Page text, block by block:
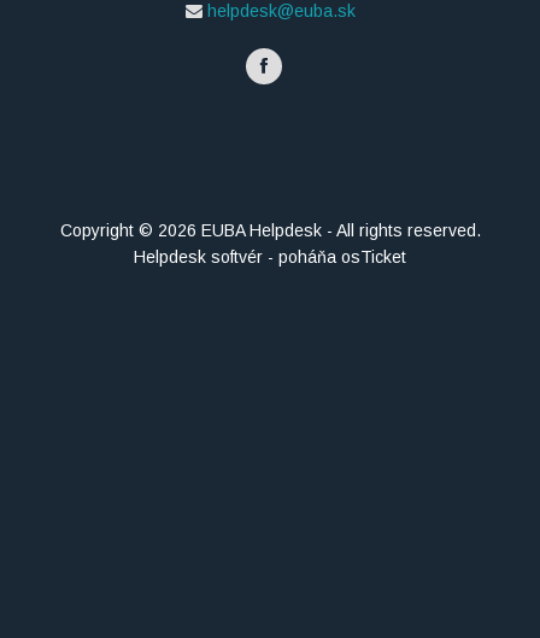
helpdesk@euba.sk
Copyright © 2026 EUBA Helpdesk - All rights reserved.
Helpdesk softvér - poháňa osTicket